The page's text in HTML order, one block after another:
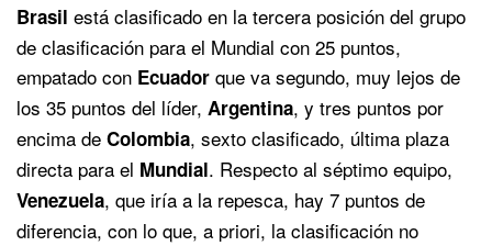
Brasil está clasificado en la tercera posición del grupo
de clasificación para el Mundial con 25 puntos,
empatado con Ecuador que va segundo, muy lejos de
los 35 puntos del líder, Argentina, y tres puntos por
encima de Colombia, sexto clasificado, última plaza
directa para el Mundial. Respecto al séptimo equipo,
Venezuela, que iría a la repesca, hay 7 puntos de
diferencia, con lo que, a priori, la clasificación no